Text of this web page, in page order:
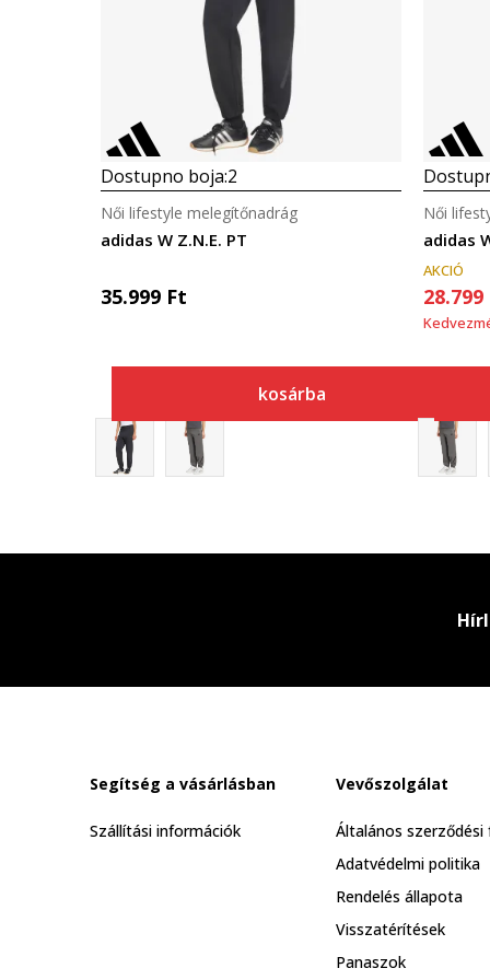
Dostupno boja:2
adidas W Z.N.E. PT
Női lifestyle melegítőnadrág
35.999 Ft
kosárba
adidas
Női
AKCIÓ
28.799
Segítség a vásárlásban
Szállítási információk
Vevőszolgálat
Általános
Adatvédelmi politika
Rendelés állapota
Visszatérítések
Panaszok